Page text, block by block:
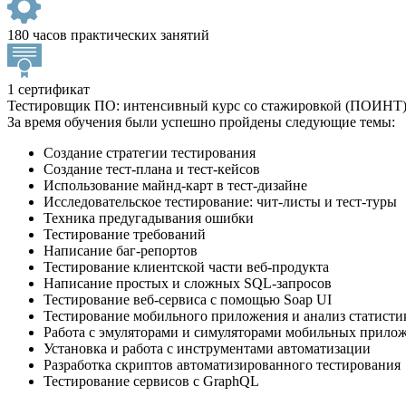
180 часов практических занятий
1 сертификат
Тестировщик ПО: интенсивный курс со стажировкой (ПОИНТ)
За время обучения были успешно пройдены следующие темы:
Создание стратегии тестирования
Создание тест-плана и тест-кейсов
Использование майнд-карт в тест-дизайне
Исследовательское тестирование: чит-листы и тест-туры
Техника предугадывания ошибки
Тестирование требований
Написание баг-репортов
Тестирование клиентской части веб-продукта
Написание простых и сложных SQL-запросов
Тестирование веб-сервиса с помощью Soap UI
Тестирование мобильного приложения и анализ
Работа с эмуляторами и симуляторами мобильных
Установка и работа с инструментами автоматизации
Разработка скриптов автоматизированного тестирования
Тестирование сервисов с GraphQL